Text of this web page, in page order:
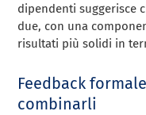
dipendenti suggerisce
due, con una
risultati più solidi in
Feedback
combinarli